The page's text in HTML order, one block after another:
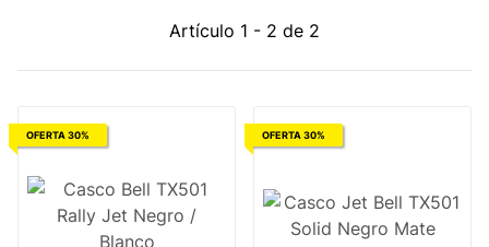
Artículo 1 - 2 de 2
OFERTA 30% OFERTA 30%